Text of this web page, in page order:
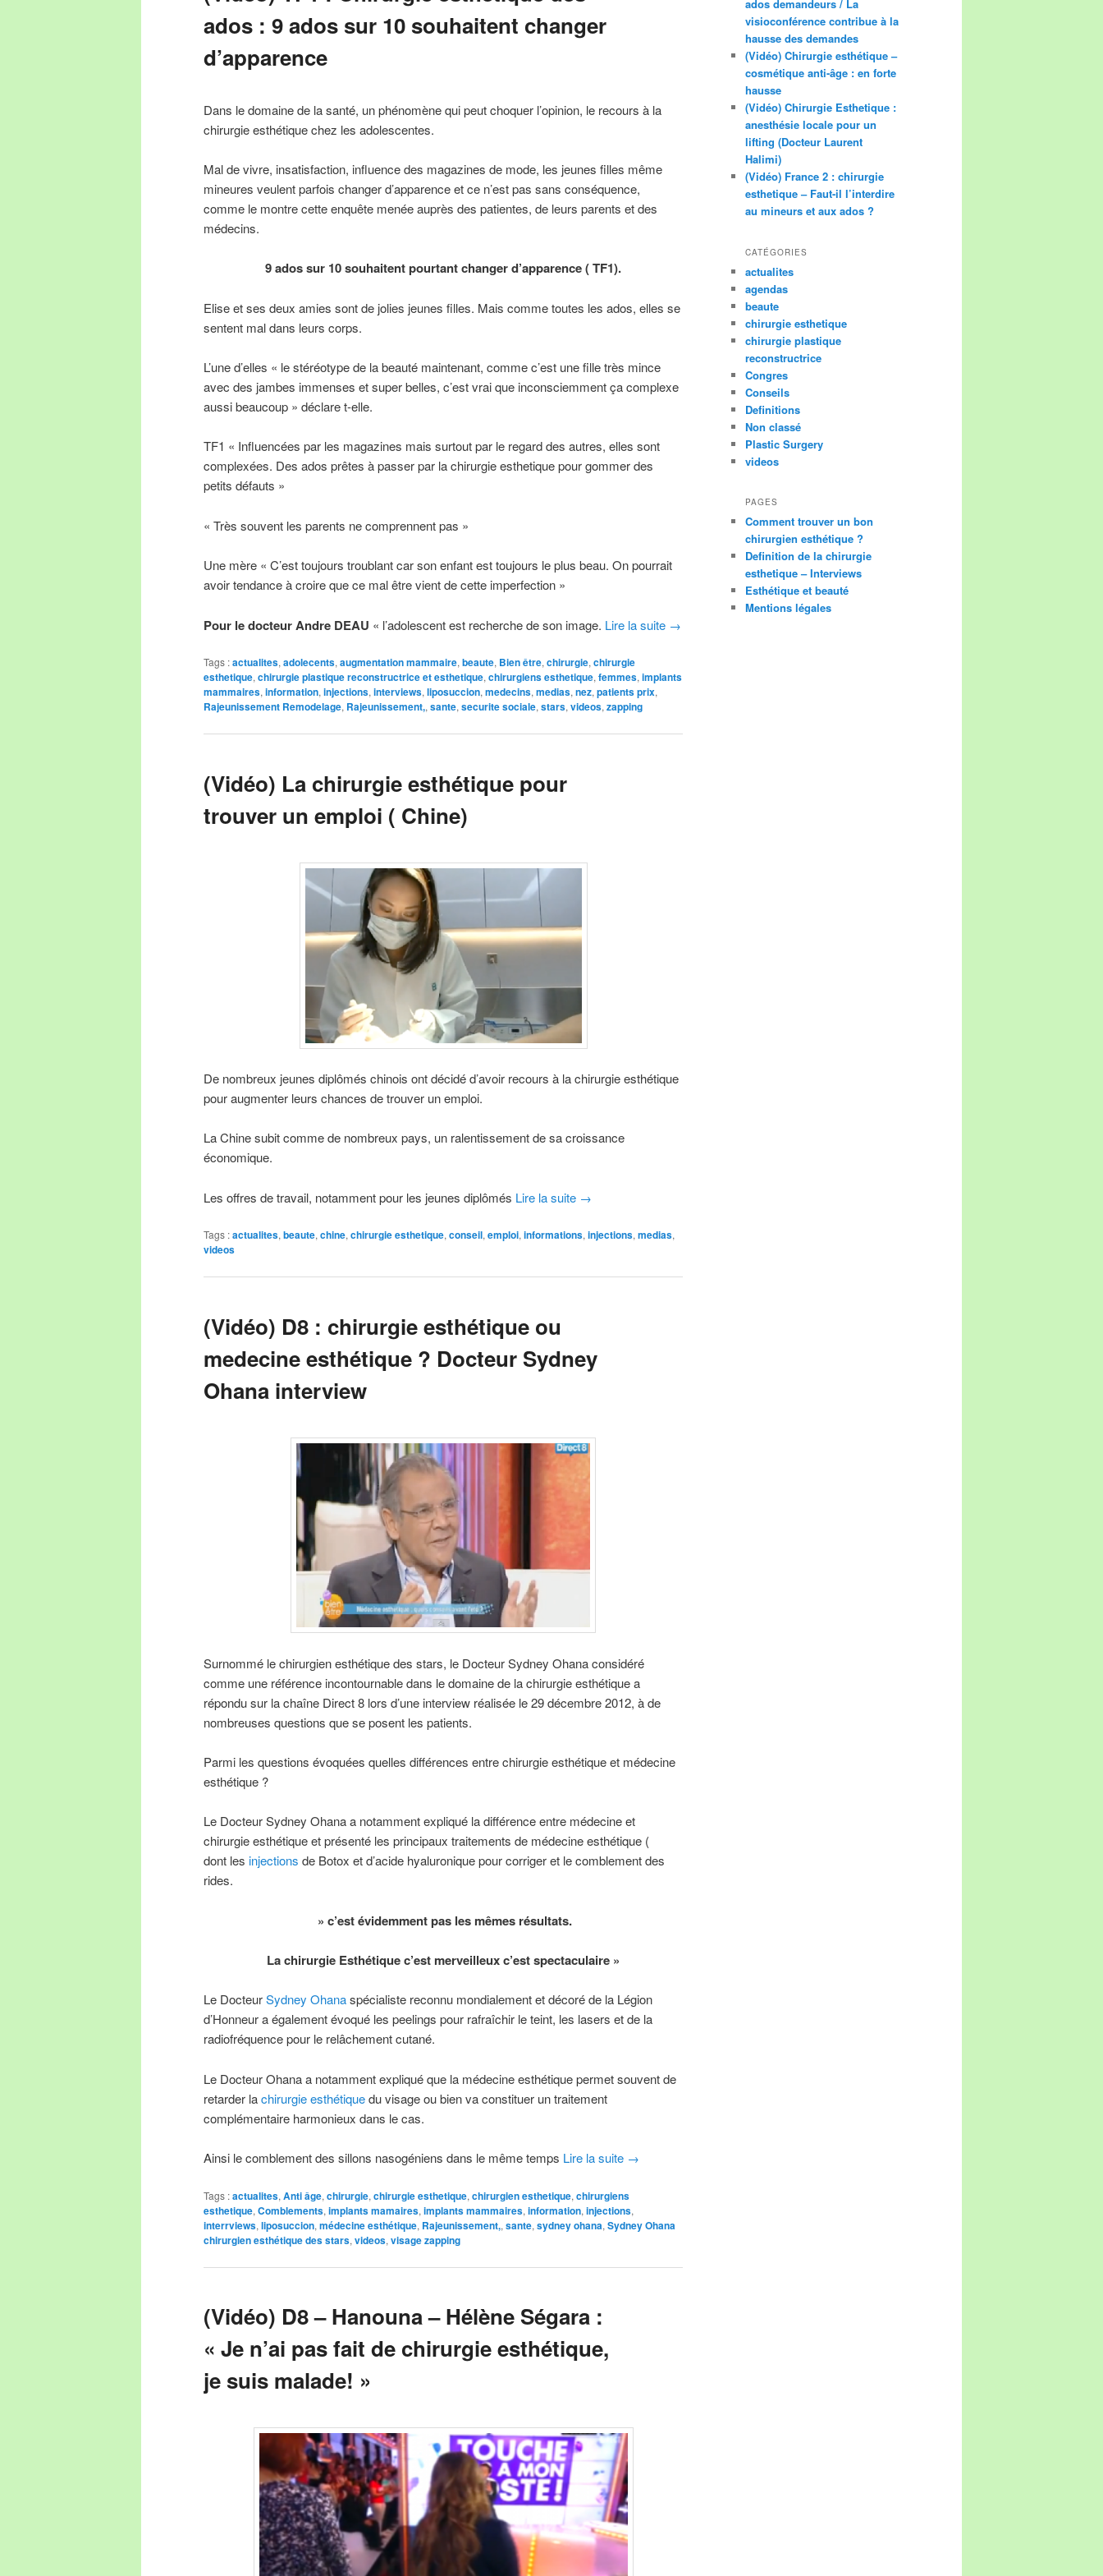
ados : 9 ados sur 10 souhaitent changer
d’apparence
Dans le domaine de la santé, un phénomène qui peut choquer l’opinion, le recours à la
chirurgie esthétique chez les adolescentes.
Mal de vivre, insatisfaction, influence des magazines de mode, les jeunes filles même
mineures veulent parfois changer d’apparence et ce n’est pas sans conséquence,
comme le montre cette enquête menée auprès des patientes, de leurs parents et des
médecins.
9 ados sur 10 souhaitent pourtant changer d’apparence ( TF1).
Elise et ses deux amies sont de jolies jeunes filles. Mais comme toutes les ados, elles se
sentent mal dans leurs corps.
L’une d’elles « le stéréotype de la beauté maintenant, comme c’est une fille très mince
avec des jambes immenses et super belles, c’est vrai que inconsciemment ça complexe
aussi beaucoup » déclare t-elle.
TF1 « Influencées par les magazines mais surtout par le regard des autres, elles sont
complexées. Des ados prêtes à passer par la chirurgie esthetique pour gommer des
petits défauts »
« Très souvent les parents ne comprennent pas »
Une mère « C’est toujours troublant car son enfant est toujours le plus beau. On pourrait
avoir tendance à croire que ce mal être vient de cette imperfection »
Pour le docteur Andre DEAU « l’adolescent est recherche de son image. Lire la suite →
Tags :actualites, adolecents, augmentation mammaire, beaute, Bien être, chirurgie, chirurgie
esthetique, chirurgie plastique reconstructrice et esthetique, chirurgiens esthetique, femmes, implants
mammaires, information, injections, interviews, liposuccion, medecins, medias, nez, patients prix,
Rajeunissement Remodelage, Rajeunissement,, sante, securite sociale, stars, videos, zapping
(Vidéo) La chirurgie esthétique pour
trouver un emploi ( Chine)
De nombreux jeunes diplômés chinois ont décidé d’avoir recours à la chirurgie esthétique
pour augmenter leurs chances de trouver un emploi.
La Chine subit comme de nombreux pays, un ralentissement de sa croissance
économique.
Les offres de travail, notamment pour les jeunes diplômés Lire la suite →
Tags :actualites, beaute, chine, chirurgie esthetique, conseil, emploi, informations, injections, medias,
videos
(Vidéo) D8 : chirurgie esthétique ou
medecine esthétique ? Docteur Sydney
Ohana interview
Surnommé le chirurgien esthétique des stars, le Docteur Sydney Ohana considéré
comme une référence incontournable dans le domaine de la chirurgie esthétique a
répondu sur la chaîne Direct 8 lors d’une interview réalisée le 29 décembre 2012, à de
nombreuses questions que se posent les patients.
Parmi les questions évoquées quelles différences entre chirurgie esthétique et médecine
esthétique ?
Le Docteur Sydney Ohana a notamment expliqué la différence entre médecine et
chirurgie esthétique et présenté les principaux traitements de médecine esthétique (
dont les injections de Botox et d’acide hyaluronique pour corriger et le comblement des
rides.
» c’est évidemment pas les mêmes résultats.
La chirurgie Esthétique c’est merveilleux c’est spectaculaire »
Le DocteurSydney Ohanaspécialiste reconnu mondialement et décoré de la Légion
d’Honneur a également évoqué les peelings pour rafraîchir le teint, les lasers et de la
radiofréquence pour le relâchement cutané.
Le Docteur Ohana a notamment expliqué que la médecine esthétique permet souvent de
retarder lachirurgie esthétiquedu visage ou bien va constituer un traitement
complémentaire harmonieux dans le cas.
Ainsi le comblement des sillons nasogéniens dans le même temps Lire la suite →
Tags :actualites, Anti âge, chirurgie, chirurgie esthetique, chirurgien esthetique, chirurgiens
esthetique, Comblements, implants mamaires, implants mammaires, information, injections,
interrviews, liposuccion, médecine esthétique, Rajeunissement,, sante, sydney ohana, Sydney Ohana
chirurgien esthétique des stars, videos, visage zapping
(Vidéo) D8 – Hanouna – Hélène Ségara :
« Je n’ai pas fait de chirurgie esthétique,
je suis malade! »
ados demandeurs / La
visioconférence contribue à la
hausse des demandes
(Vidéo) Chirurgie esthétique –
cosmétique anti-âge : en forte
hausse
(Vidéo) Chirurgie Esthetique :
anesthésie locale pour un
lifting (Docteur Laurent
Halimi)
(Vidéo) France 2 : chirurgie
esthetique – Faut-il l’interdire
au mineurs et aux ados ?
CATÉGORIES
actualites
agendas
beaute
chirurgie esthetique
chirurgie plastique
reconstructrice
Congres
Conseils
Definitions
Non classé
Plastic Surgery
videos
PAGES
Comment trouver un bon
chirurgien esthétique ?
Definition de la chirurgie
esthetique – Interviews
Esthétique et beauté
Mentions légales